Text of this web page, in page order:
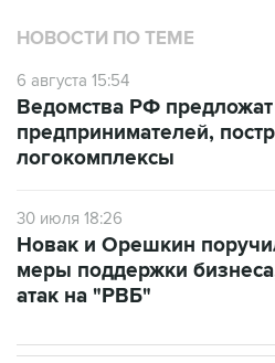
НОВОСТИ ПО ТЕМЕ
6 августа 15:54
Ведомства РФ
предпринимателей,
логокомплексы
30 июля 18:26
Новак и Орешкин
меры поддержки
атак на "РВБ"